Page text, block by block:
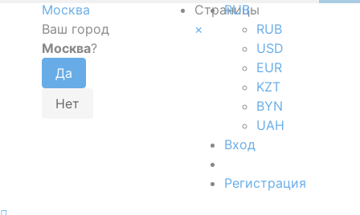
Москва
Ваш город
Москва?
Страницы
×
RUB
RUB
USD
EUR
KZT
BYN
UAH
Вход
Регистрация